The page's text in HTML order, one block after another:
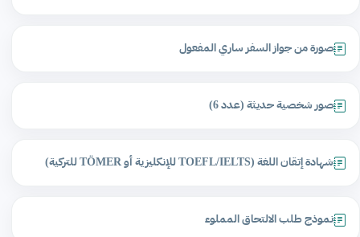
صورة من جواز السفر ساري المفعول
صور شخصية حديثة (عدد 6)
شهادة إتقان اللغة (TOEFL/IELTS للإنكليزية أو TÖMER للتركية)
نموذج طلب الالتحاق المملوء